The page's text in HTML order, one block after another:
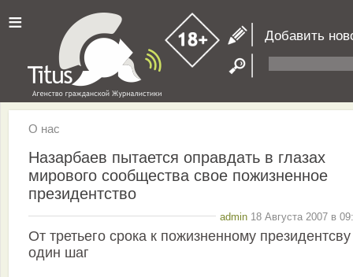
≡ Добавить
О нас
Назарбаев пытается оправдать в глазах
мирового сообщества свое пожизненное
президентство
admin 18 Августа 2007 в
От третьего срока к пожизненному президентсву
один шаг